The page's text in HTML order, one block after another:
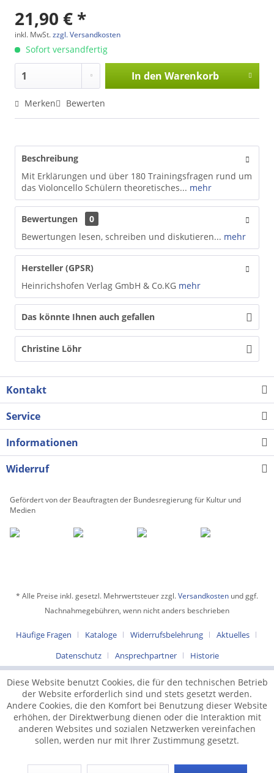
21,90 € *
inkl. MwSt.zzgl. Versandkosten
Sofort versandfertig
In den Warenkorb
Merken Bewerten
Beschreibung
Mit Erklärungen und über 180 Trainingsfragen rund um
das Violoncello Schülern theoretisches... mehr
Bewertungen
0
Bewertungen lesen, schreiben und diskutieren... mehr
Hersteller (GPSR)
Heinrichshofen Verlag GmbH & Co.KG mehr
Das könnte Ihnen auch gefallen
Christine Löhr
Kontakt
Service
Informationen
Widerruf
Gefördert von der Beauftragten der Bundesregierung für Kultur und
Medien
* Alle Preise inkl. gesetzl. Mehrwertsteuer zzgl.Versandkosten und ggf.
Nachnahmegebühren, wenn nicht anders beschrieben
Häufige Fragen Kataloge Widerrufsbelehrung
Aktuelles
Datenschutz
Ansprechpartner Historie
Diese Website benutzt Cookies, die für den technischen Betrieb
der Website erforderlich sind und stets gesetzt werden.
Andere Cookies, die den Komfort bei Benutzung dieser Website
erhöhen, der Direktwerbung dienen oder die Interaktion mit
anderen Websites und sozialen Netzwerken vereinfachen
sollen, werden nur mit Ihrer Zustimmung gesetzt.